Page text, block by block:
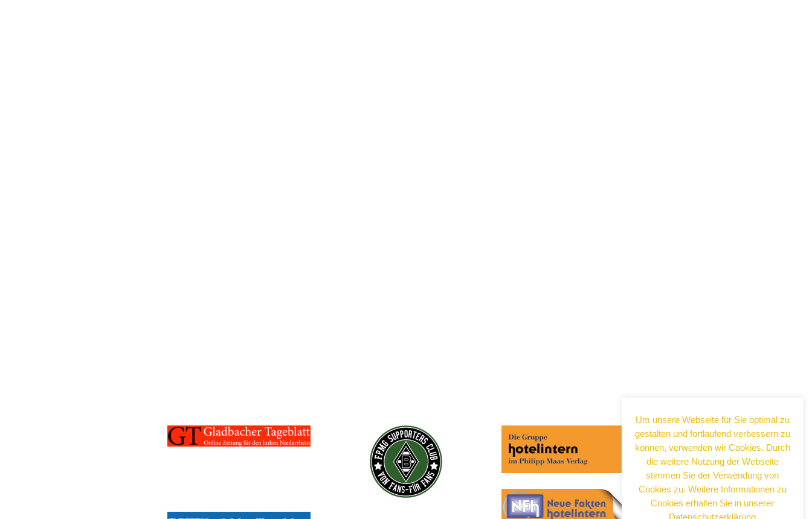
Wenn Sie noch mehr wissen wollen,
tragen Sie sich ein für einen kostenlosen
Newsletter und erhalten Sie vertiefende
Infos zu gesellschaftlichen
Entwicklungen, Kulinarik, Kunst und Kultur
in Neuss!
Um unsere Webseite für Sie optimal zu
gestalten und fortlaufend verbessern zu
können, verwenden wir Cookies. Durch
die weitere Nutzung der Webseite
stimmen Sie der Verwendung von
Cookies zu. Weitere Informationen zu
Cookies erhalten Sie in unserer
Datenschutzerklärung